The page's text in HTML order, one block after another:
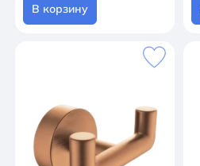
В корзину